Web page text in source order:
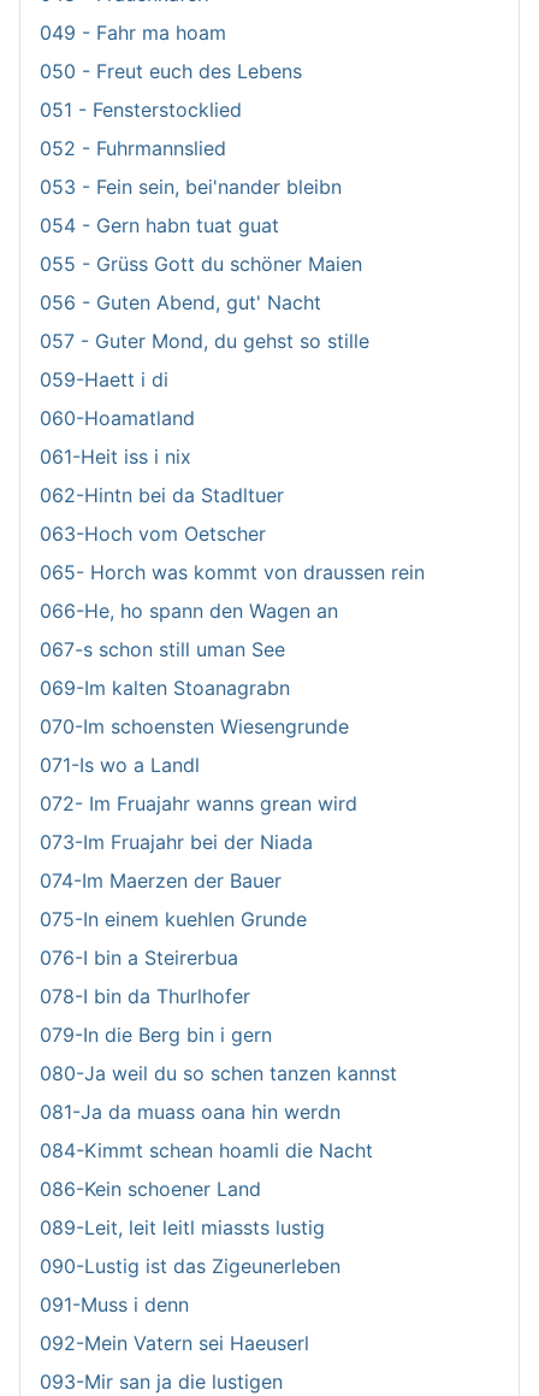
049 - Fahr ma hoam
050 - Freut euch des Lebens
051 - Fensterstocklied
052 - Fuhrmannslied
053 - Fein sein, bei'nander bleibn
054 - Gern habn tuat guat
055 - Grüss Gott du schöner Maien
056 - Guten Abend, gut' Nacht
057 - Guter Mond, du gehst so stille
059-Haett i di
060-Hoamatland
061-Heit iss i nix
062-Hintn bei da Stadltuer
063-Hoch vom Oetscher
065- Horch was kommt von draussen rein
066-He, ho spann den Wagen an
067-s schon still uman See
069-Im kalten Stoanagrabn
070-Im schoensten Wiesengrunde
071-Is wo a Landl
072- Im Fruajahr wanns grean wird
073-Im Fruajahr bei der Niada
074-Im Maerzen der Bauer
075-In einem kuehlen Grunde
076-I bin a Steirerbua
078-I bin da Thurlhofer
079-In die Berg bin i gern
080-Ja weil du so schen tanzen kannst
081-Ja da muass oana hin werdn
084-Kimmt schean hoamli die Nacht
086-Kein schoener Land
089-Leit, leit leitl miassts lustig
090-Lustig ist das Zigeunerleben
091-Muss i denn
092-Mein Vatern sei Haeuserl
093-Mir san ja die lustigen